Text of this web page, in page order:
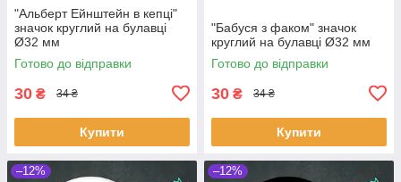
"Альберт Ейнштейн в кепці"
значок круглий на булавці
Ø32 мм
Готово до відправки
30 ₴ 34 ₴
Купити
"Бабуся з факом" значок
круглий на булавці Ø32 мм
Готово до відправки
30 ₴ 34 ₴
Купити
–12% –12%